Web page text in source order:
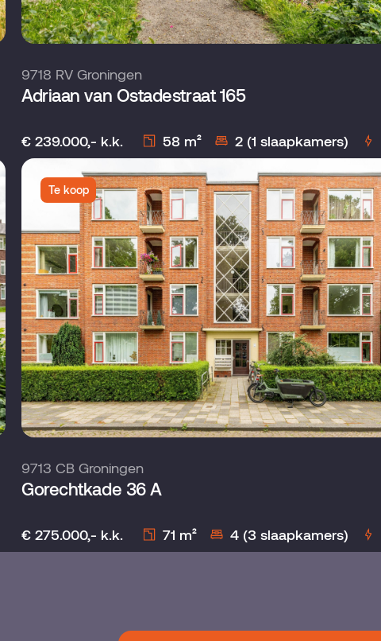
9718 RV Groningen
Adriaan van Ostadestraat 165
€ 239.000,- k.k. 58 m² 2 (1 slaapkamers)
Te koop
9713 CB Groningen
Gorechtkade 36 A
€ 275.000,- k.k. 71 m² 4 (3 slaapkamers)